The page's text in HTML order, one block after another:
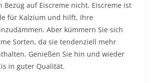
Bezug auf Eiscreme nicht. Eiscreme ist
für Kalzium und hilft, Ihre
Aber kümmern Sie sich
Sorten, da sie tendenziell mehr
Genießen Sie hin und wieder
in guter Qualität.